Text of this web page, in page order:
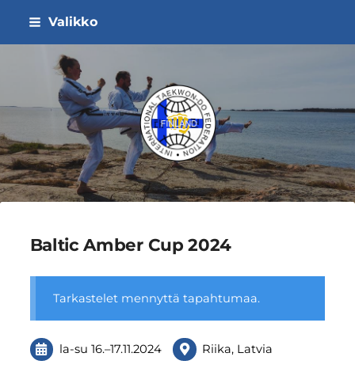
Siirry
sisältöön
Valikko
ITF Taekwon-do Liitto ry
Baltic Amber Cup 2024
Tarkastelet mennyttä tapahtumaa.
la-su 16.–17.11.2024 Riika, Latvia